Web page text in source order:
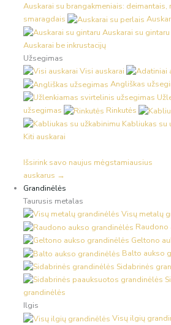
Auskarai su brangakmeniais: deimantais,
smaragdais
Auskarai su gintaru
Auskarai be inkrustacijų
Užsegimas
Visi auskarai
Angliškas
užsegimas
Rinkutės
Kabliukas su
Kiti auskarai
Išsirink savo naujus mėgstamiausius
auskarus →
Grandinėlės
Taurusis metalas
Visų metalų
Raudono
Geltono
Balto aukso
Sidabrinės
grandinėlės
Ilgis
Visų ilgių